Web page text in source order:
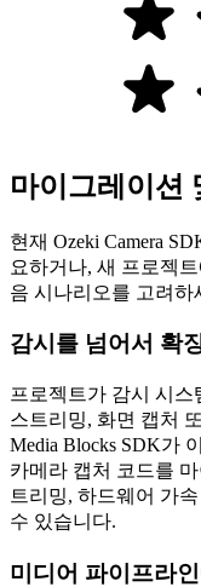
마이그레이션
현재 Ozeki Camera
요하거나, 새 프로젝
음 시나리오를 고려하
감시를 넘어서 확
프로젝트가 감시 시스
스트리밍, 화면 캡처
Media Blocks SDK가
카메라 캡처 코드를
트리밍, 하드웨어 가
수 있습니다.
미디어 파이프라